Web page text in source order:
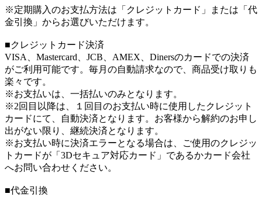
※定期購入のお支払方法は「クレジットカード」または「代
金引換」からお選びいただけます。
■クレジットカード決済
VISA、Mastercard、JCB、AMEX、Dinersのカードでの決済
がご利用可能です。毎月の自動請求なので、商品受け取りも
楽々です。
※お支払いは、一括払いのみとなります。
※2回目以降は、１回目のお支払い時に使用したクレジット
カードにて、自動決済となります。お客様から解約のお申し
出がない限り、継続決済となります。
※お支払い時に決済エラーとなる場合は、ご使用のクレジッ
トカードが「3Dセキュア対応カード」であるかカード会社
へお問い合わせください。
■代金引換